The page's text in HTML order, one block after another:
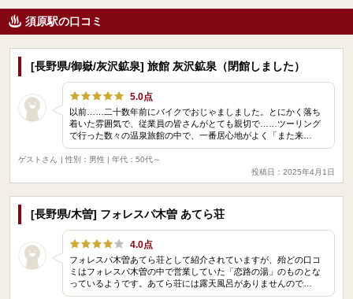
須原駅の口コミ
[長野県/御嶽/灰沢鉱泉] 旅館 灰沢鉱泉（閉館しました）
5.0点
以前……二十数年前にバイクでおじゃましました。とにかく落ち
着いた雰囲気で、従業員の皆さんがとても親切で……ツーリング
で行った数々の温泉旅館の中で、一番居心地がよく「また来…
ゲストさん
| 性別：男性 | 年代：50代～
投稿日：2025年4月1日
[長野県/木曽] フォレスパ木曽 あてら荘
4.0点
フォレスパ木曽あてら荘として紹介されていますが、殆どの口コ
ミはフォレスパ木曽の中で営業していた「恋路の湯」のものとな
っているようです。あてら荘には露天風呂がありませんので…